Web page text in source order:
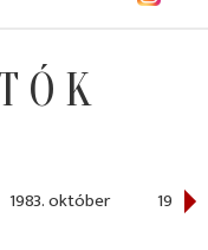
1983. október 1983.